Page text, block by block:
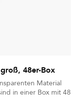
48er-Box
Material
in einer Box mit 48